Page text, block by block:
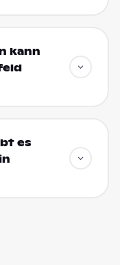
kann
es